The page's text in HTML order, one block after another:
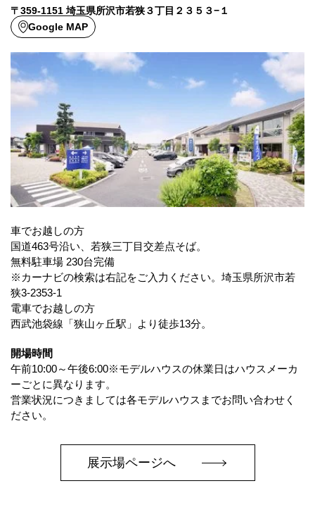
〒359-1151 埼玉県所沢市若狭３丁目２３５３−１
Google MAP
車でお越しの方
国道463号沿い、若狭三丁目交差点そば。
無料駐車場 230台完備
※カーナビの検索は右記をご入力ください。埼玉県所沢市若
狭3-2353-1
電車でお越しの方
西武池袋線「狭山ヶ丘駅」より徒歩13分。
開場時間
午前10:00～午後6:00※モデルハウスの休業日はハウスメーカ
ーごとに異なります。
営業状況につきましては各モデルハウスまでお問い合わせく
ださい。
展示場ページへ